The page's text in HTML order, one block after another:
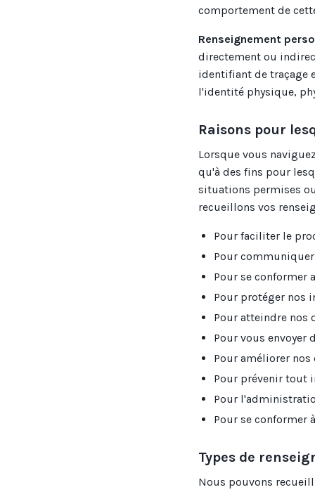
comportement de
Renseignement
directement ou
identifiant de traçage
l'identité physique,
Raisons pour
Lorsque vous
qu'à des fins pour
situations permises
recueillons vos
Pour faciliter le
Pour
Pour se conformer
Pour protéger nos
Pour atteindre nos
Pour vous
Pour améliorer
Pour prévenir tout
Pour
Pour se conformer
Types de
Nous pouvons